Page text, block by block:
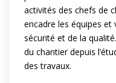
activités des chefs de
encadre les équipes et
sécurité et de la
du chantier depuis
des travaux.